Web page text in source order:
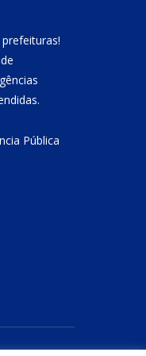
!
Pública